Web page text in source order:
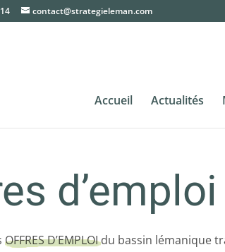
contact@strategieleman.com
Accueil Actualités
d’emploi
OFFRES D’EMPLOIdu bassin lémanique